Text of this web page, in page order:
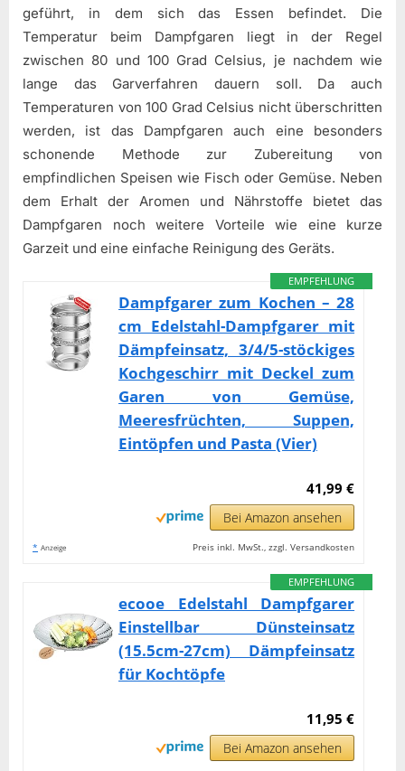
geführt, in dem sich das Essen befindet. Die
Temperatur beim Dampfgaren liegt in der Regel
zwischen 80 und 100 Grad Celsius, je nachdem wie
lange das Garverfahren dauern soll. Da auch
Temperaturen von 100 Grad Celsius nicht überschritten
werden, ist das Dampfgaren auch eine besonders
schonende Methode zur Zubereitung von
empfindlichen Speisen wie Fisch oder Gemüse. Neben
dem Erhalt der Aromen und Nährstoffe bietet das
Dampfgaren noch weitere Vorteile wie eine kurze
Garzeit und eine einfache Reinigung des Geräts.
EMPFEHLUNG
Dampfgarer zum Kochen – 28
cm Edelstahl-Dampfgarer mit
Dämpfeinsatz, 3/4/5-stöckiges
Kochgeschirr mit Deckel zum
Garen von Gemüse,
Meeresfrüchten, Suppen,
Eintöpfen und Pasta (Vier)
41,99 €
Bei Amazon ansehen
* Anzeige Preis inkl. MwSt., zzgl. Versandkosten
EMPFEHLUNG
ecooe Edelstahl Dampfgarer
Einstellbar Dünsteinsatz
(15.5cm-27cm) Dämpfeinsatz
für Kochtöpfe
11,95 €
Bei Amazon ansehen